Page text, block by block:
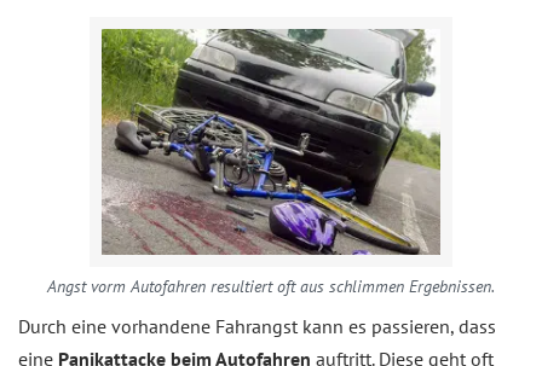
Angst vorm Autofahren resultiert oft aus schlimmen Ergebnissen.
Durch eine vorhandene Fahrangst kann es passieren, dass
eine Panikattacke beim Autofahren auftritt. Diese geht oft